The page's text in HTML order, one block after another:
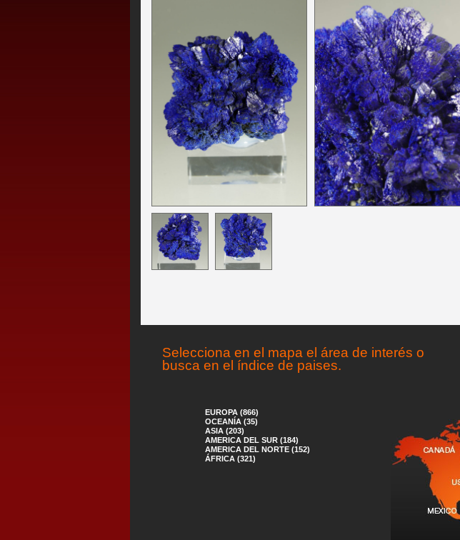
Selecciona en el mapa el área de interés o
busca en el índice de paises.
EUROPA (866)
OCEANÍA (35)
ASIA (203)
AMERICA DEL SUR (184)
AMERICA DEL NORTE (152)
ÁFRICA (321)